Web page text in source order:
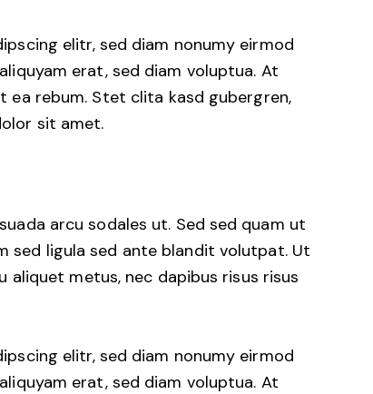
elitr, sed diam nonumy eirmod
erat, sed diam voluptua. At
rebum. Stet clita kasd gubergren,
sit amet.
arcu sodales ut. Sed sed quam ut
sed ligula sed ante blandit volutpat. Ut
metus, nec dapibus risus risus
elitr, sed diam nonumy eirmod
erat, sed diam voluptua. At